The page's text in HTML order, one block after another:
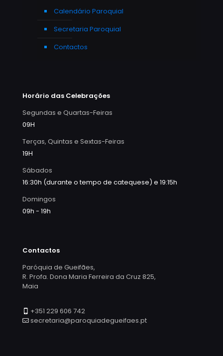
Calendário Paroquial
Secretaria Paroquial
Contactos
Horário das Celebrações
Segundas e Quartas-Feiras
09H
Terças, Quintas e Sextas-Feiras
19H
Sábados
16:30h (durante o tempo de catequese) e 19:15h
Domingos
09h - 19h
Contactos
Paróquia de Gueifães,
R. Profa. Dona Maria Ferreira da Cruz 825,
Maia
+351 229 606 742
secretaria@paroquiadegueifaes.pt